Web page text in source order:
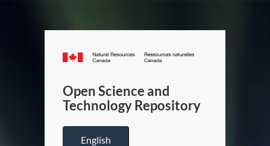
Canada.ca
/
Canada
Open Science and
Technology Repository
English